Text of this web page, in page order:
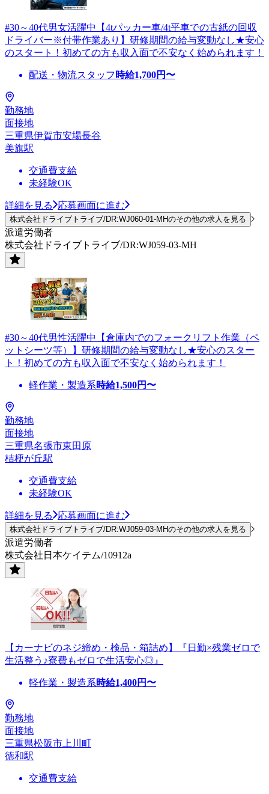
#30～40代男女活躍中【4tパッカー車/4t平車での古紙の回収
ドライバー※付帯作業あり】研修期間の給与変動なし★安心
のスタート！初めての方も収入面で不安なく始められます！
配送・物流スタッフ 時給1,700円〜
勤務地
面接地
三重県伊賀市安場長谷
美旗駅
交通費支給
未経験OK
詳細を見る 応募画面に進む
株式会社ドライブトライブ/DR:WJ060-01-MHのその他の求人を見る
派遣労働者
株式会社ドライブトライブ/DR:WJ059-03-MH
#30～40代男性活躍中【倉庫内でのフォークリフト作業（ペ
ットシーツ等）】研修期間の給与変動なし★安心のスター
ト！初めての方も収入面で不安なく始められます！
軽作業・製造系時給1,500円〜
勤務地
面接地
三重県名張市東田原
桔梗が丘駅
交通費支給
未経験OK
詳細を見る 応募画面に進む
株式会社ドライブトライブ/DR:WJ059-03-MHのその他の求人を見る
派遣労働者
株式会社日本ケイテム/10912a
【カーナビのネジ締め・検品・箱詰め】『日勤×残業ゼロで
生活整う♪寮費もゼロで生活安心◎』
軽作業・製造系時給1,400円〜
勤務地
面接地
三重県松阪市上川町
徳和駅
交通費支給